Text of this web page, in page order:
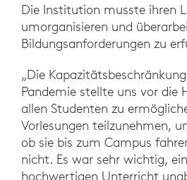
Die Institution musste ihren
umorganisieren und
Bildungsanforderungen zu
„Die
Pandemie stellte uns vor die
allen Studenten zu
Vorlesungen teilzunehmen,
ob sie bis zum Campus
nicht. Es war sehr wichtig,
hochwertigen Unterricht